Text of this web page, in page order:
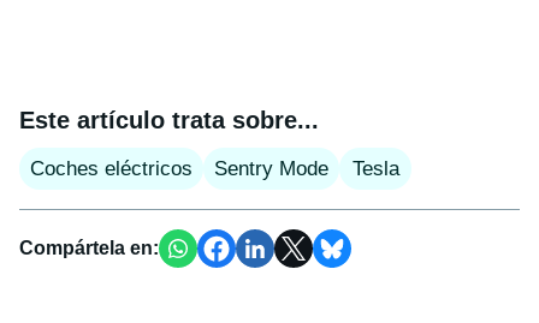
Este artículo trata sobre...
Coches eléctricos Sentry Mode Tesla
Compártela en: